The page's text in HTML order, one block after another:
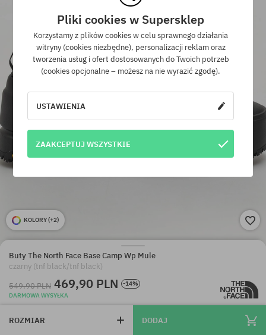
KOLORY (+2)
Buty The North Face Base Camp Wp Mule
czarny (tnf black/tnf black)
549,90 PLN 469,90 PLN
-14%
DARMOWA WYSYŁKA
ROZMIAR DODAJ
Pliki cookies w Supersklep
Korzystamy z plików cookies w celu sprawnego działania
witryny (cookies niezbędne), personalizacji reklam oraz
tworzenia usług i ofert dostosowanych do Twoich potrzeb
(cookies opcjonalne – możesz na nie wyrazić zgodę).
USTAWIENIA
ZAAKCEPTUJ WSZYSTKIE